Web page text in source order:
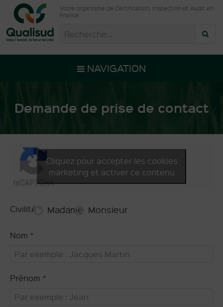
Votre organisme de Certification, Inspection et Audit en
France
NAVIGATION
Demande de prise de contact
Cliquez pour accepter les cookies
marketing et activer ce contenu
Civilité * Madame Monsieur
Nom *
Prénom *